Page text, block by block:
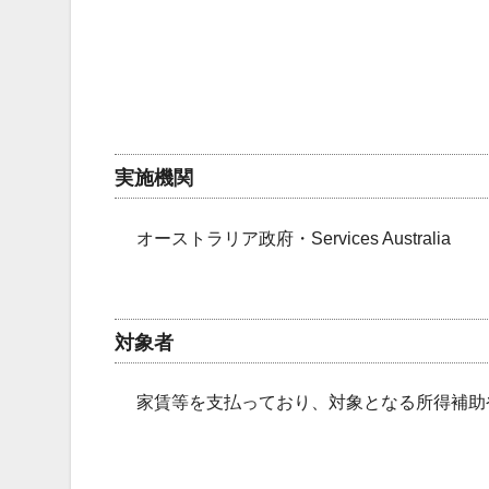
実施機関
オーストラリア政府・Services Australia
対象者
家賃等を支払っており、対象となる所得補